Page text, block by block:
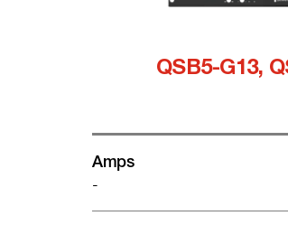
QSB5-G13,
Amps
-